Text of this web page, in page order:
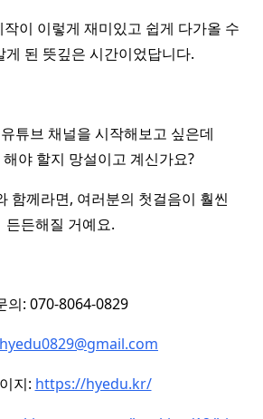
이 이렇게 재미있고 쉽게 다가올 수
게 된 뜻깊은 시간이었답니다.
튜브 채널을 시작해보고 싶은데
야 할지 망설이고 계신가요?
함께라면, 여러분의 첫걸음이 훨씬
든든해질 거예요.
의: 070-8064-0829
hyedu0829@gmail.com
지: https://hyedu.kr/